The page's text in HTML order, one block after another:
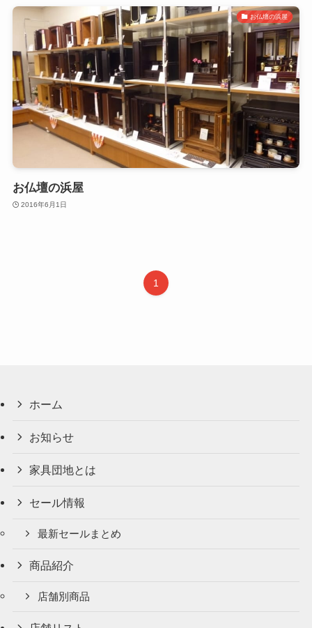
お仏壇の浜屋
お仏壇の浜屋
2016年6月1日
1
ホーム
お知らせ
家具団地とは
セール情報
最新セールまとめ
商品紹介
店舗別商品